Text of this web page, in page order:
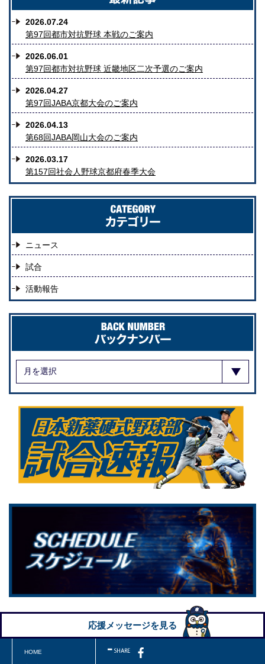
2026.07.24
第97回都市対抗野球 本戦のご案内
2026.06.01
第97回都市対抗野球 近畿地区二次予選のご案内
2026.04.27
第97回JABA京都大会のご案内
2026.04.13
第68回JABA岡山大会のご案内
2026.03.17
第157回社会人野球京都府春季大会
ニュース
試合
活動報告
応援メッセージを見る
HOME